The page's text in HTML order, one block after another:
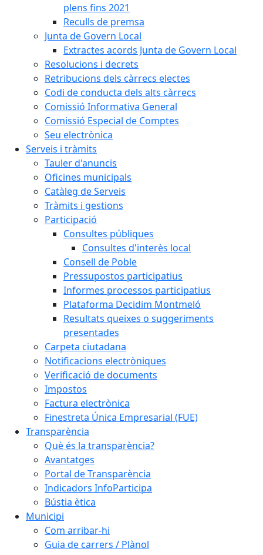
plens fins 2021
Reculls de premsa
Junta de Govern Local
Extractes acords Junta de Govern Local
Resolucions i decrets
Retribucions dels càrrecs electes
Codi de conducta dels alts càrrecs
Comissió Informativa General
Comissió Especial de Comptes
Seu electrònica
Serveis i tràmits
Tauler d'anuncis
Oficines municipals
Catàleg de Serveis
Tràmits i gestions
Participació
Consultes públiques
Consultes d'interès local
Consell de Poble
Pressupostos participatius
Informes processos participatius
Plataforma Decidim Montmeló
Resultats queixes o suggeriments
presentades
Carpeta ciutadana
Notificacions electròniques
Verificació de documents
Impostos
Factura electrònica
Finestreta Única Empresarial (FUE)
Transparència
Què és la transparència?
Avantatges
Portal de Transparència
Indicadors InfoParticipa
Bústia ètica
Municipi
Com arribar-hi
Guia de carrers / Plànol